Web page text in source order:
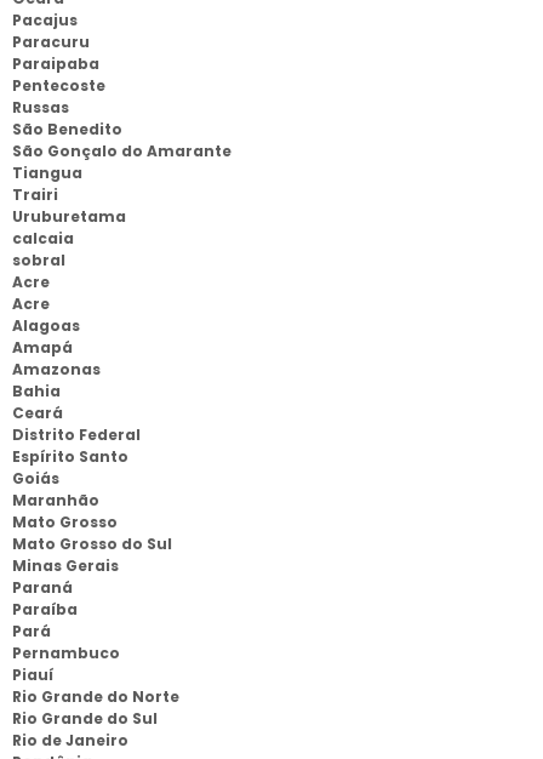
Pacajus
Paracuru
Paraipaba
Pentecoste
Russas
São Benedito
São Gonçalo do Amarante
Tiangua
Trairi
Uruburetama
calcaia
sobral
Acre
Acre
Alagoas
Amapá
Amazonas
Bahia
Ceará
Distrito Federal
Espírito Santo
Goiás
Maranhão
Mato Grosso
Mato Grosso do Sul
Minas Gerais
Paraná
Paraíba
Pará
Pernambuco
Piauí
Rio Grande do Norte
Rio Grande do Sul
Rio de Janeiro